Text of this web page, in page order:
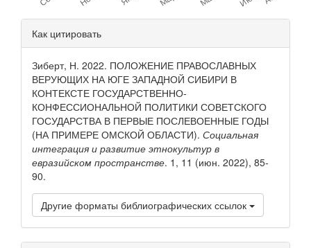
Детали
статьи
Как цитировать
Зиберт, Н. 2022. ПОЛОЖЕНИЕ ПРАВОСЛАВНЫХ
ВЕРУЮЩИХ НА ЮГЕ ЗАПАДНОЙ СИБИРИ В
КОНТЕКСТЕ ГОСУДАРСТВЕННО-
КОНФЕССИОНАЛЬНОЙ ПОЛИТИКИ СОВЕТСКОГО
ГОСУДАРСТВА В ПЕРВЫЕ ПОСЛЕВОЕННЫЕ ГОДЫ
(НА ПРИМЕРЕ ОМСКОЙ ОБЛАСТИ). Социальная
интеграция и развитие этнокультур в
евразийском пространстве. 1, 11 (июн. 2022), 85-
90.
Другие форматы библиографических ссылок